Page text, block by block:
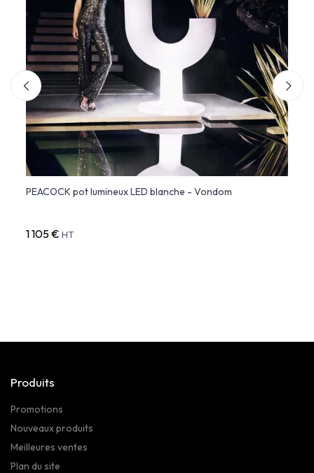
PEACOCK pot lumineux LED blanche - Vondom
1 105 € HT
Produits
Promotions
Nouveaux produits
Meilleures ventes
Plan du site